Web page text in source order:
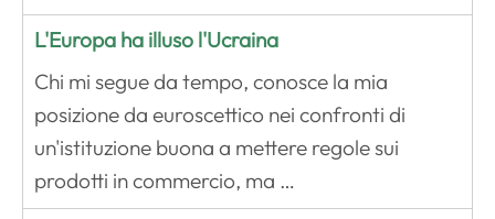
L'Europa ha illuso l'Ucraina
Chi mi segue da tempo, conosce la mia
posizione da euroscettico nei confronti di
un'istituzione buona a mettere regole sui
prodotti in commercio, ma …